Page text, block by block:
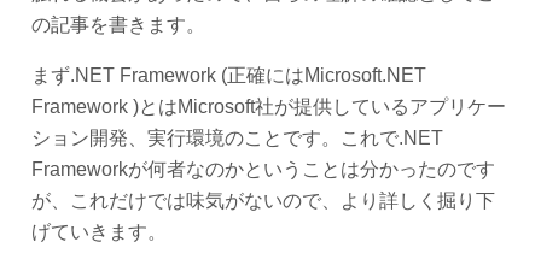
の記事を書きます。
まず.NET Framework (正確にはMicrosoft.NET
Framework )とはMicrosoft社が提供しているアプリケー
ション開発、実行環境のことです。これで.NET
Frameworkが何者なのかということは分かったのです
が、これだけでは味気がないので、より詳しく掘り下
げていきます。